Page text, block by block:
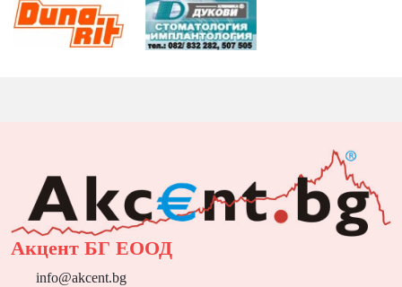
Акцент БГ ЕООД
info@akcent.bg